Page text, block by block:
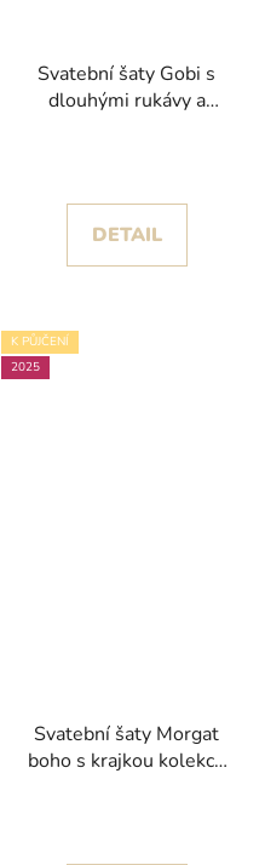
Svatební šaty Gobi s
dlouhými rukávy a
DETAIL
K PŮJČENÍ
2025
Svatební šaty Morgat
boho s krajkou kolekce